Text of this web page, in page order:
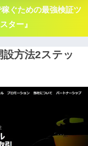
ぐための最強検証ツ
ター』
方法2ステッ